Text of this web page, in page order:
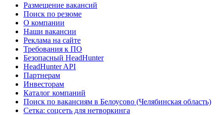
Размещение вакансий
Поиск по резюме
О компании
Наши вакансии
Реклама на сайте
Требования к ПО
Безопасный HeadHunter
HeadHunter API
Партнерам
Инвесторам
Каталог компаний
Поиск по вакансиям в Белоусово (Челябинская область)
Сетка: соцсеть для нетворкинга